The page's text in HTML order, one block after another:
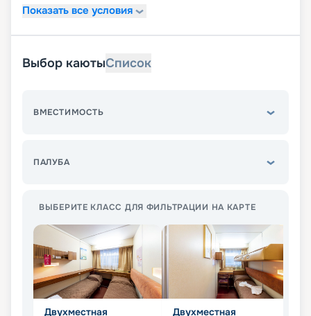
Показать все условия
Выбор каютыСписок
ВМЕСТИМОСТЬ
ПАЛУБА
ВЫБЕРИТЕ КЛАСС ДЛЯ ФИЛЬТРАЦИИ НА КАРТЕ
Двухместная Двухместная